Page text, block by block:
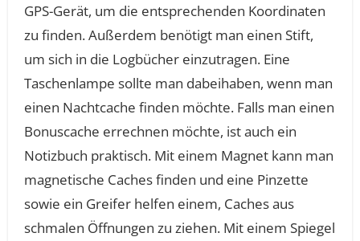
GPS-Gerät, um die entsprechenden Koordinaten
zu finden. Außerdem benötigt man einen Stift,
um sich in die Logbücher einzutragen. Eine
Taschenlampe sollte man dabeihaben, wenn man
einen Nachtcache finden möchte. Falls man einen
Bonuscache errechnen möchte, ist auch ein
Notizbuch praktisch. Mit einem Magnet kann man
magnetische Caches finden und eine Pinzette
sowie ein Greifer helfen einem, Caches aus
schmalen Öffnungen zu ziehen. Mit einem Spiegel